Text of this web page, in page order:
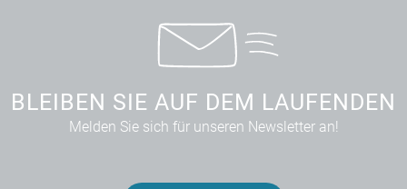
BLEIBEN SIE AUF DEM LAUFENDEN
Melden Sie sich für unseren Newsletter an!